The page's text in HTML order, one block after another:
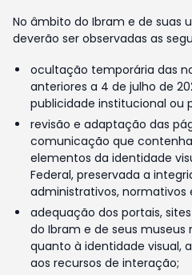
No âmbito do Ibram e de suas
deverão ser observadas as
ocultação temporária das
anteriores a 4 de julho de
publicidade institucional ou
revisão e adaptação das
comunicação que
elementos da identidade
Federal, preservada a
administrativos, normativos
adequação dos portais,
do Ibram e de seus museus
quanto à identidade visual,
aos recursos de interação;